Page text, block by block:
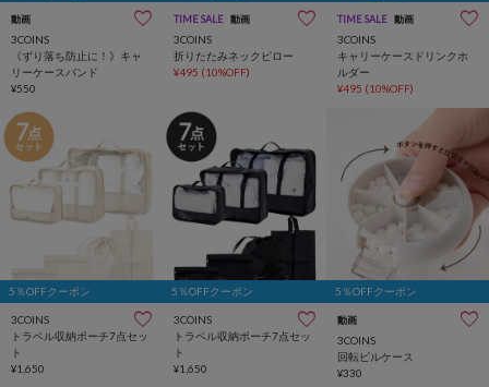
動画
3COINS
《ずり落ち防止に！》キャ
リーケースバンド
¥550
TIME SALE 動画
3COINS
折りたたみネックピロー
¥495 (10%OFF)
TIME SALE 動画
3COINS
キャリーケースドリンクホ
ルダー
¥495 (10%OFF)
5％OFFクーポン
3COINS
トラベル収納ポーチ7点セッ
ト
¥1,650
5％OFFクーポン
3COINS
トラベル収納ポーチ7点セッ
ト
¥1,650
5％OFFクーポン
動画
3COINS
回転ピルケース
¥330